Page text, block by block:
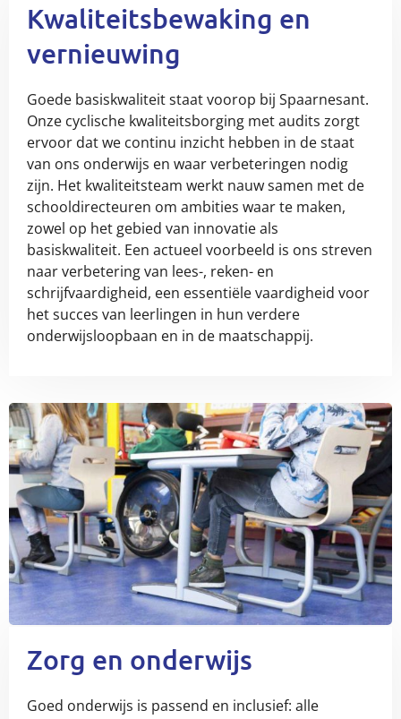
Kwaliteitsbewaking en
vernieuwing
Goede basiskwaliteit staat voorop bij Spaarnesant.
Onze cyclische kwaliteitsborging met audits zorgt
ervoor dat we continu inzicht hebben in de staat
van ons onderwijs en waar verbeteringen nodig
zijn. Het kwaliteitsteam werkt nauw samen met de
schooldirecteuren om ambities waar te maken,
zowel op het gebied van innovatie als
basiskwaliteit. Een actueel voorbeeld is ons streven
naar verbetering van lees-, reken- en
schrijfvaardigheid, een essentiële vaardigheid voor
het succes van leerlingen in hun verdere
onderwijsloopbaan en in de maatschappij.
Zorg en onderwijs
Goed onderwijs is passend en inclusief: alle